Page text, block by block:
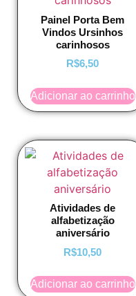
Painel Porta Bem
Vindos Ursinhos
carinhosos
R$6,50
Adicionar ao carrinho
Atividades de
alfabetização
aniversário
R$10,50
Adicionar ao carrinho